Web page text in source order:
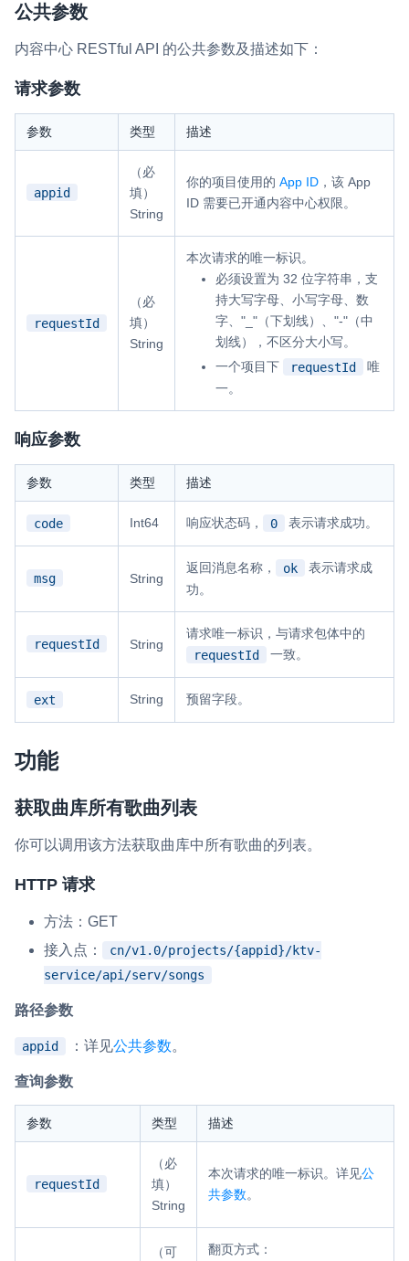
云市场
一站式实时互动模块的选型、购买、账号打通
SDK 拓展插件
拓展 SDK 能力，打造更具个性化的音视频互动效果
媒体服务
使用录制、推流、拉流等服务丰富互动体验
本地服务端录制
旁路推流
与 RTC 客户端 SDK 互通，实现收发流
PPT 转码服务
控制台
开通和管理声网各项产品服务的统一入口
低代码应用平台
低代码集成、灵活定制、超低延时的音视频会议
公共参数
内容中心 RESTful API 的公共参数及描述如下：
请求参数
参数 类型 描述
appid
（必
填）
String
你的项目使用的 App ID ，该 App
ID 需要已开通内容中心权限。
requestId
（必
填）
String
本次请求的唯一标识。
必须设置为 32 位字符串，支
持大写字母、小写字母、数
字、"_"（下划线）、"-"（中
划线），不区分大小写。
一个项目下
requestId
唯
一。
响应参数
参数 类型 描述
code Int64 响应状态码， 0 表示请求成功。
msg String
返回消息名称， ok
表示请求成
功。
requestId String
请求唯一标识，与请求包体中的
requestId
一致。
ext String 预留字段。
功能
获取曲库所有歌曲列表
你可以调用该方法获取曲库中所有歌曲的列表。
HTTP 请求
方法：GET
接入点：
cn/v1.0/projects/{appid}/ktv-
service/api/serv/songs
路径参数
appid ：详见公共参数。
查询参数
参数 类型 描述
requestId
（必
填）
String
本次请求的唯一标识。详见公
共参数。
（可
翻页方式：